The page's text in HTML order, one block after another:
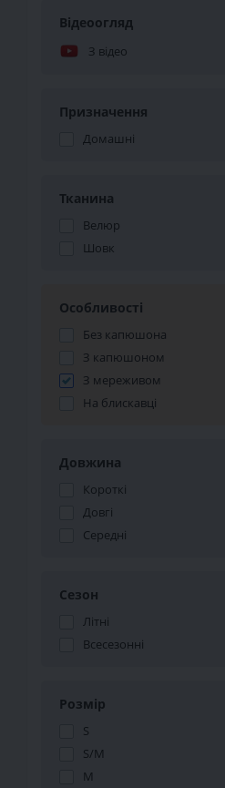
Відеоогляд
З відео
Призначення
Домашні
Тканина
Велюр
Шовк
Особливості
Без капюшона
З капюшоном
З мереживом
На блискавці
Довжина
Короткі
Довгі
Середні
Сезон
Літні
Всесезонні
Розмір
S
S/M
M